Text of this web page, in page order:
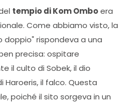
tempio di Kom Omboera
Come abbiamo visto, la
doppio" rispondeva a una
precisa: ospitare
il culto di Sobek, il dio
Haroeris, il falco. Questa
poiché il sito sorgeva in un